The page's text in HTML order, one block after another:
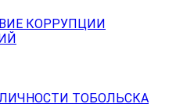
КОРРУПЦИИ
ТОБОЛЬСКА